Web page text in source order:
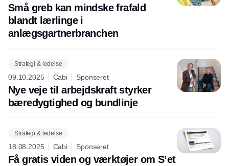
Små greb kan mindske frafald
blandt lærlinge i
anlægsgartnerbranchen
Strategi & ledelse
09.10.2025 Cabi Sponseret
Nye veje til arbejdskraft styrker
bæredygtighed og bundlinje
Strategi & ledelse
18.08.2025 Cabi Sponseret
Få gratis viden og værktøjer om S’et